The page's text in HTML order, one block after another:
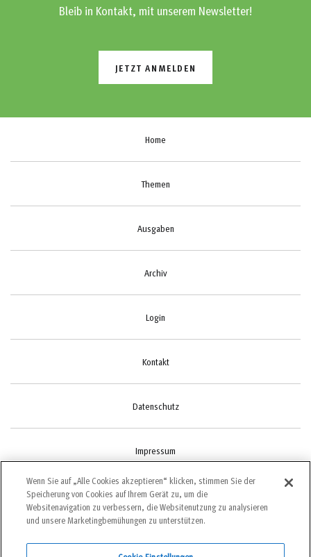
Bleib in Kontakt, mit unserem Newsletter!
JETZT ANMELDEN
Home
Themen
Ausgaben
Archiv
Login
Kontakt
Datenschutz
Impressum
Cookie-Einstellungen
Wenn Sie auf „Alle Cookies akzeptieren“ klicken, stimmen Sie der
Speicherung von Cookies auf Ihrem Gerät zu, um die
Websitenavigation zu verbessern, die Websitenutzung zu analysieren
und unsere Marketingbemühungen zu unterstützen.